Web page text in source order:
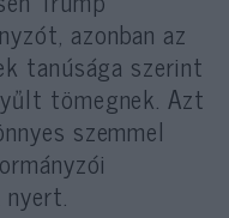
azonban az
tanúsága szerint
tömegnek. Azt
szemmel